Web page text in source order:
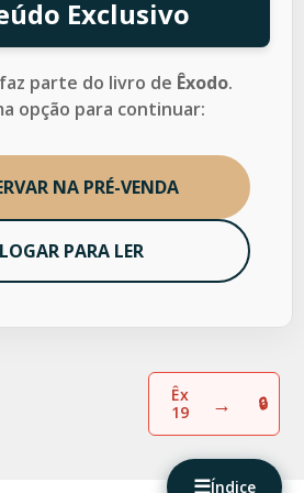
☰Índice
Exclusivo
parte do livro de Êxodo.
opção para continuar:
NA PRÉ-VENDA
LOGAR PARA LER
Êx
19
→